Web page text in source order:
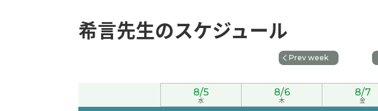
老师，今天也谢谢您！我们下次见！( 女性 )
我期待老师火车的事情。下次见吧。
希言先生のスケジュール
Prev week
8/5
水
8/6
木
8/7
金